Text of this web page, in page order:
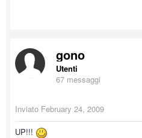
gono
Utenti
67 messaggi
Inviato February 24, 2009
UP!!!